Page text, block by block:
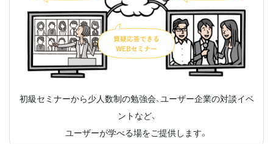
初級セミナーから少人数制の勉強会、ユーザー企業の対談イベ
ントなど、
ユーザーが学べる場をご提供します。